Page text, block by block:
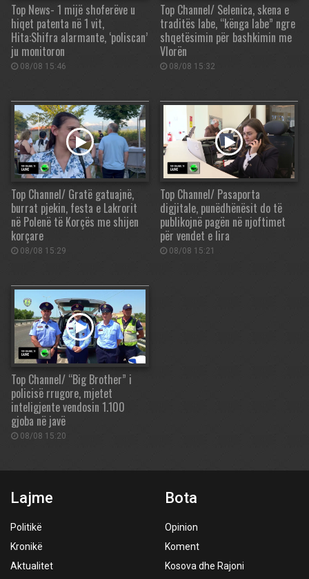
Top News- 1 mijë shoferëve u
hiqet patenta në 1 vit,
Hita:Shifra alarmante, ‘poliscan’
ju monitoron
08/08 15:46
Top Channel/ Selenica, skena e
traditës labe, “kënga labe” ngre
shqetësimin për bashkimin me
Vlorën
08/08 15:32
Top Channel/ Gratë gatuajnë,
burrat pjekin, festa e Lakrorit
në Polenë të Korçës me shijen
korçare
08/08 15:29
Top Channel/ Pasaporta
digjitale, punëdhënësit do të
publikojnë pagën në njoftimet
për vendet e lira
08/08 15:21
Top Channel/ “Big Brother” i
policisë rrugore, mjetet
inteligjente vendosin 1.100
gjoba në javë
08/08 15:20
Lajme
Politikë
Kronikë
Aktualitet
Bota
Opinion
Koment
Kosova dhe Rajoni